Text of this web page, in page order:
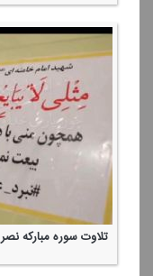
تلاوت سوره مباركه نصر